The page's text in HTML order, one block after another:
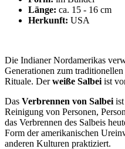
Länge: ca. 15 - 16 cm
Herkunft: USA
Die Indianer Nordamerikas
Generationen zum
Rituale. Derweiße Salbei ist
Das Verbrennen von Salbei
Reinigung von Personen,
das Verbrennen des Salbeis
Form der amerikanischen
anderen Kulturen praktiziert.